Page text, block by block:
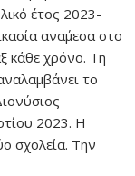
έτος 2023-
ανα΄μεσα στο
κάθε χρόνο. Τη
το
2023. Η
σχολεία. Την